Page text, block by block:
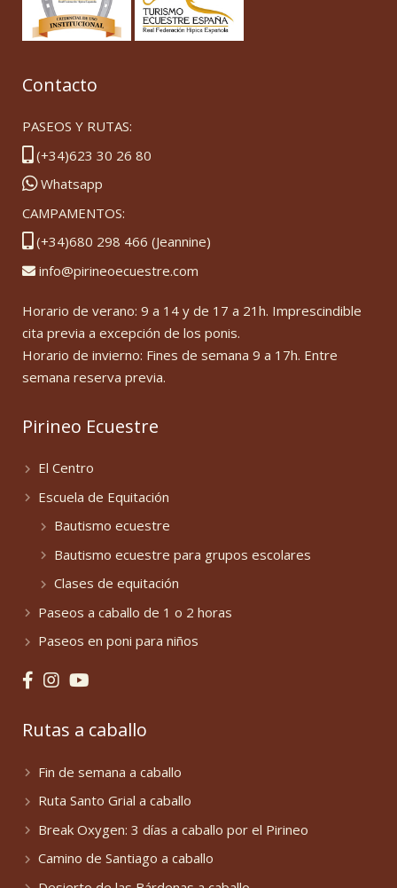
Contacto
PASEOS Y RUTAS:
(+34)623 30 26 80
Whatsapp
CAMPAMENTOS:
(+34)680 298 466 (Jeannine)
info@pirineoecuestre.com
Horario de verano: 9 a 14 y de 17 a 21h. Imprescindible
cita previa a excepción de los ponis.
Horario de invierno: Fines de semana 9 a 17h. Entre
semana reserva previa.
Pirineo Ecuestre
El Centro
Escuela de Equitación
Bautismo ecuestre
Bautismo ecuestre para grupos escolares
Clases de equitación
Paseos a caballo de 1 o 2 horas
Paseos en poni para niños
Rutas a caballo
Fin de semana a caballo
Ruta Santo Grial a caballo
Break Oxygen: 3 días a caballo por el Pirineo
Camino de Santiago a caballo